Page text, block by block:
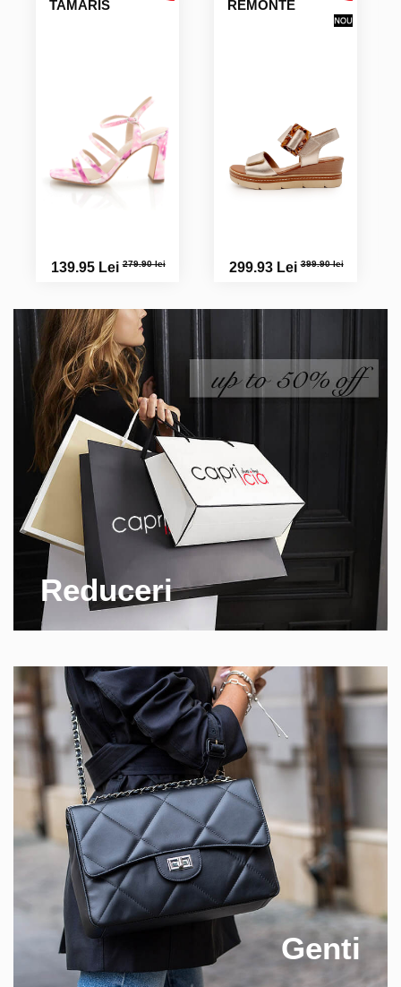
TAMARIS
139.95 Lei279.90 lei
REMONTE
299.93 Lei399.90 lei
Reduceri
Genti